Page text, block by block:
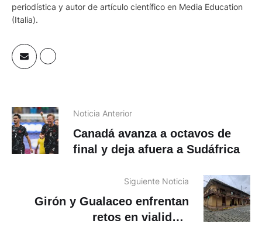
periodística y autor de artículo científico en Media Education
(Italia).
Noticia Anterior
Canadá avanza a octavos de
final y deja afuera a Sudáfrica
Siguiente Noticia
Girón y Gualaceo enfrentan
retos en vialidad,